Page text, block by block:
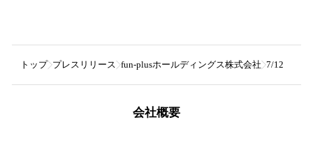
トップ プレスリリース fun-plusホールディングス株式会社 7/12 北海
会社概要